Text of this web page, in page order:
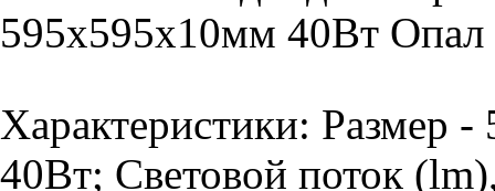
595х595х10мм 40Вт
Характеристики: Размер
40Вт; Световой поток